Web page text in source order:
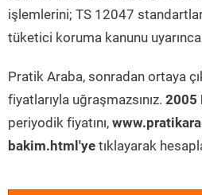
işlemlerini; TS 12047
tüketici koruma kanunu
Pratik Araba, sonradan ortaya
fiyatlarıyla uğraşmazsınız. 2005
periyodik fiyatını,
bakim.html'ye tıklayarak